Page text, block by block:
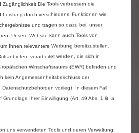
und Lendenwirbelstütze
vorn
Tools verbessern die
Leistung durch verschiedene Funktionen wie
und tragen so dazu bei, unser
Unsere Website kann auch Tools von
Ihnen relevantere Werbung bereitzustellen.
verarbeitet werden, die sich in
Wirtschaftsraums (EWR) befinden und
kein Angemessenheitsbeschluss der
vorliegt. In diesem Fall
Grundlage Ihrer Einwilligung (Art. 49 Abs. 1 lit. a
uns verwendeten Tools und deren Verwaltung